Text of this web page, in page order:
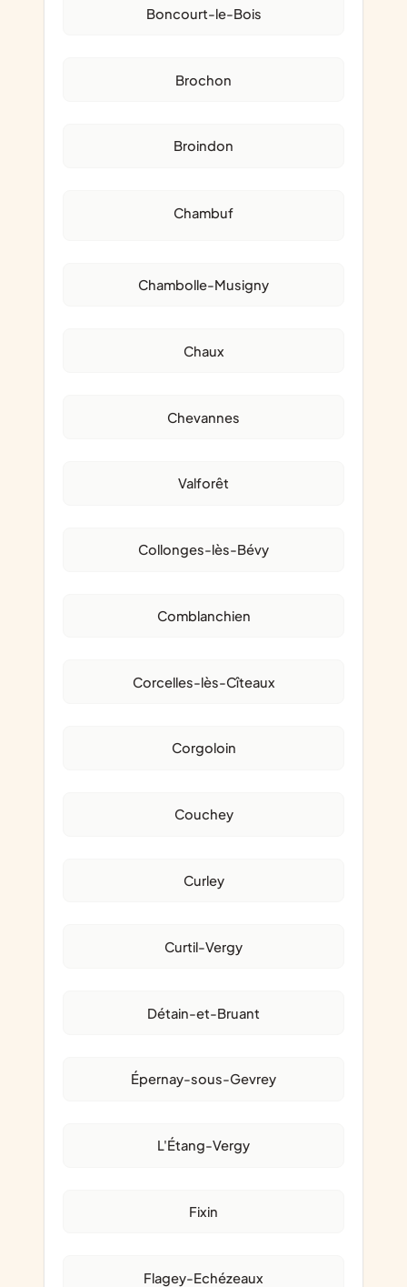
Boncourt-le-Bois
Brochon
Broindon
Chambuf
Chambolle-Musigny
Chaux
Chevannes
Valforêt
Collonges-lès-Bévy
Comblanchien
Corcelles-lès-Cîteaux
Corgoloin
Couchey
Curley
Curtil-Vergy
Détain-et-Bruant
Épernay-sous-Gevrey
L'Étang-Vergy
Fixin
Flagey-Echézeaux